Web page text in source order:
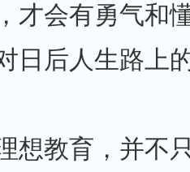
才会有勇气和
日后人生路上
想教育，并不